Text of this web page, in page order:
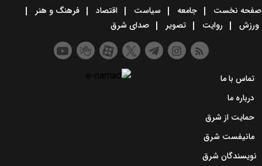
صفحه نخست جامعه سیاست اقتصاد
فرهنگ و هنر
ورزش
روایت تصویر صدای شرق
تماس با ما
درباره ما
حمایت از شرق
مانیفست شرق
نویسندگان شرق